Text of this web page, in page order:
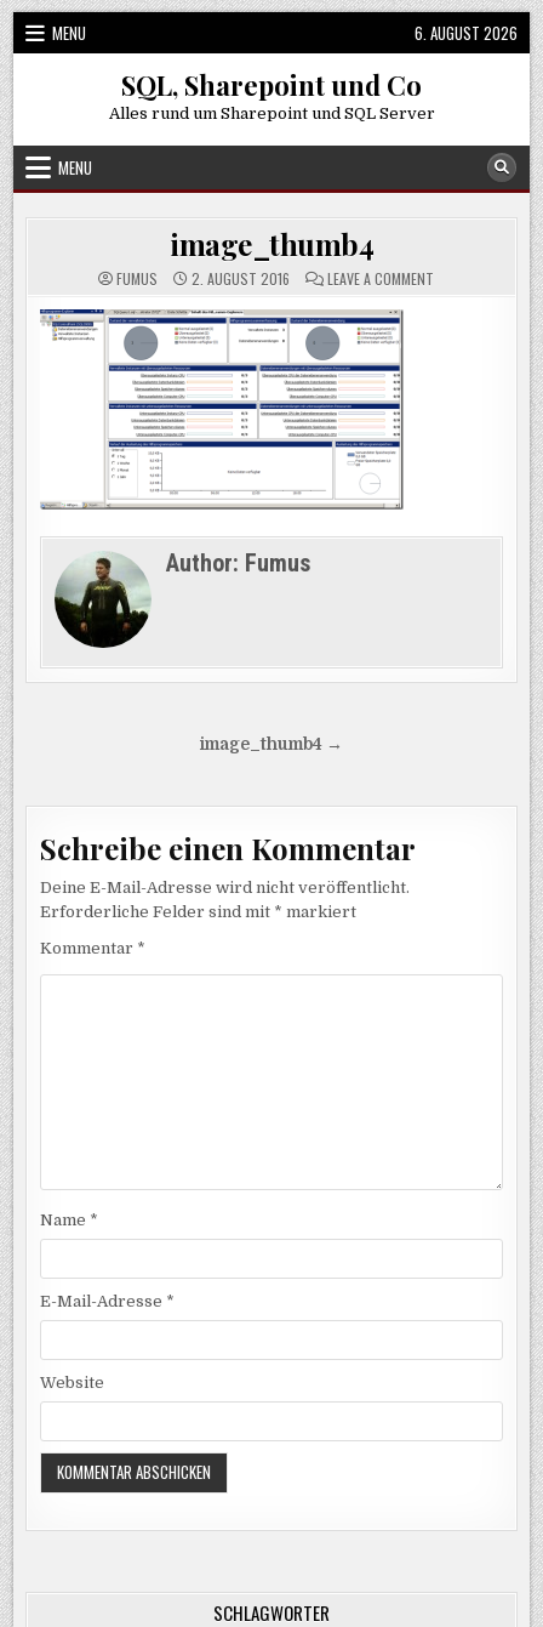
Skip
to
content
MENU 6. AUGUST 2026
SQL, Sharepoint und Co
Alles rund um Sharepoint und SQL Server
MENU
image_thumb4
FUMUS 2. AUGUST 2016 LEAVE A COMMENTON
Author: Fumus
Beitragsnavigation
image_thumb4 →
Schreibe einen Kommentar
Deine E-Mail-Adresse wird nicht veröffentlicht.
Erforderliche Felder sind mit * markiert
Kommentar *
Name *
E-Mail-Adresse *
Website
SCHLAGWÖRTER